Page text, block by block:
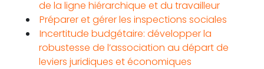
de la ligne hiérarchique et du travailleur
Préparer et gérer les inspections sociales
Incertitude budgétaire: développer la
robustesse de l’association au départ de
leviers juridiques et économiques